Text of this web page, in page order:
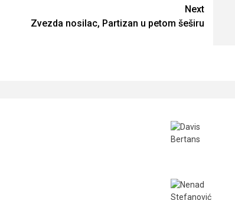
Next
Zvezda nosilac, Partizan u petom šeširu